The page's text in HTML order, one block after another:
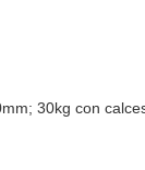
30kg con